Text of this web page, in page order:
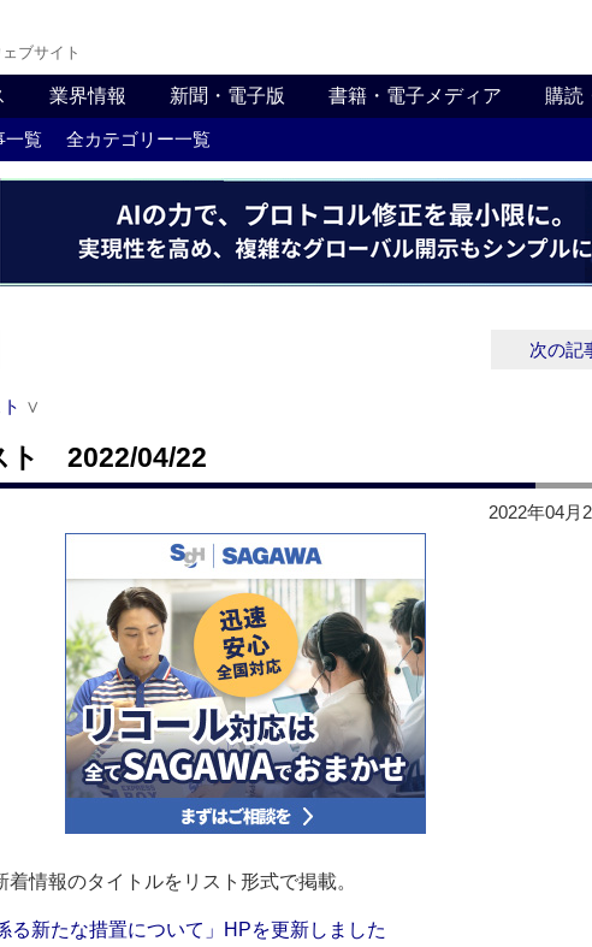
ブサイト
業界情報 新聞・電子版 書籍・電子メディア 購読
一覧 全カテゴリー一覧
次の記
∨
ト 2022/04/22
2022年04月
情報のタイトルをリスト形式で掲載。
る新たな措置について」HPを更新しました